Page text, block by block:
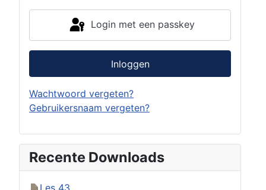
Login met een passkey
Inloggen
Wachtwoord vergeten?
Gebruikersnaam vergeten?
Recente Downloads